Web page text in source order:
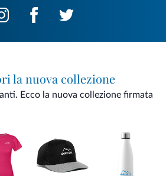
la nuova collezione
Ecco la nuova collezione firmata